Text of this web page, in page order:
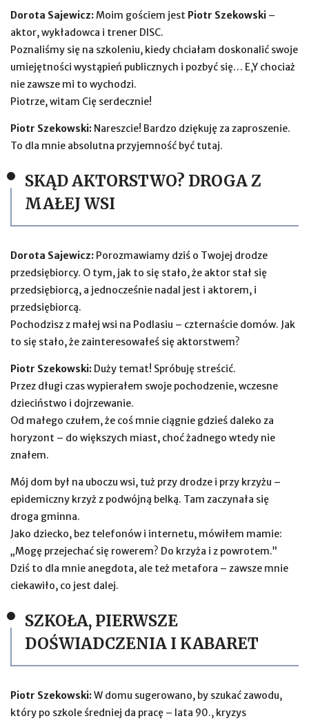
Dorota Sajewicz:Moim gościem jest Piotr Szekowski –
aktor, wykładowca i trener DISC.
Poznaliśmy się na szkoleniu, kiedy chciałam doskonalić swoje
umiejętności wystąpień publicznych i pozbyć się… E,Y chociaż
nie zawsze mi to wychodzi.
Piotrze, witam Cię serdecznie!
Piotr Szekowski: Nareszcie! Bardzo dziękuję za zaproszenie.
To dla mnie absolutna przyjemność być tutaj.
SKĄD AKTORSTWO? DROGA Z
MAŁEJ WSI
Dorota Sajewicz: Porozmawiamy dziś o Twojej drodze
przedsiębiorcy. O tym, jak to się stało, że aktor stał się
przedsiębiorcą, a jednocześnie nadal jest i aktorem, i
przedsiębiorcą.
Pochodzisz z małej wsi na Podlasiu – czternaście domów. Jak
to się stało, że zainteresowałeś się aktorstwem?
Piotr Szekowski: Duży temat! Spróbuję streścić.
Przez długi czas wypierałem swoje pochodzenie, wczesne
dzieciństwo i dojrzewanie.
Od małego czułem, że coś mnie ciągnie gdzieś daleko za
horyzont – do większych miast, choć żadnego wtedy nie
znałem.
Mój dom był na uboczu wsi, tuż przy drodze i przy krzyżu –
epidemiczny krzyż z podwójną belką. Tam zaczynała się
droga gminna.
Jako dziecko, bez telefonów i internetu, mówiłem mamie:
„Mogę przejechać się rowerem? Do krzyża i z powrotem.”
Dziś to dla mnie anegdota, ale też metafora – zawsze mnie
ciekawiło, co jest dalej.
SZKOŁA, PIERWSZE
DOŚWIADCZENIA I KABARET
Piotr Szekowski:W domu sugerowano, by szukać zawodu,
który po szkole średniej da pracę – lata 90., kryzys